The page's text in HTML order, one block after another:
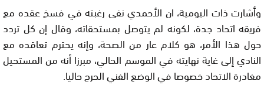
وأشارت ذات اليومية، ان الأحمدي نفى رغبته في فسخ عقده مع
فريقه اتحاد جدة، لكونه لم يتوصل بمستحقاته، وقال إن كل تردد
حول هذا الأمر، هو كلام عار من الصحة، وإنه يحترم تعاقده مع
النادي إلى غاية نهايته في الموسم الحالي، مبرزا أنه من المستحيل
مغادرة الاتحاد خصوصا في الوضع الفني الحرج حاليا.